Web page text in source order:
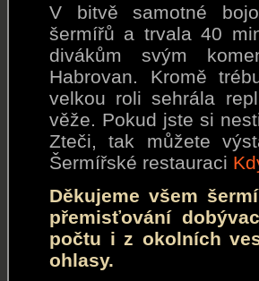
V bitvě samotné
šermířů a trvala 40
divákům svým
Habrovan. Kromě
velkou roli sehrála
věže. Pokud jste si
Zteči, tak můžete
Šermířské restauraci
Děkujeme všem
přemisťování
počtu i z okolních
ohlasy.